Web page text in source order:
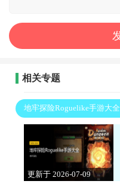
相关专题
地牢探险Roguelike手游大全
更新于 2026-07-09